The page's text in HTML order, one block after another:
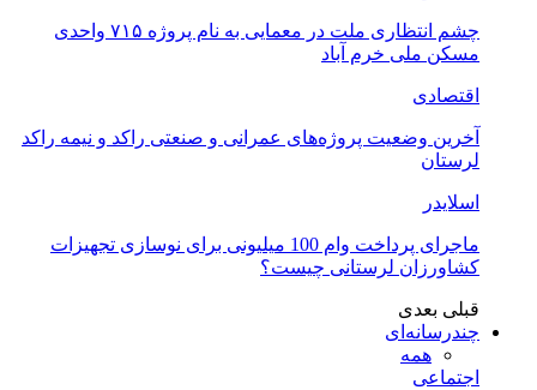
چشم انتظاری ملت در معمایی به نام پروژه ۷۱۵ واحدی
مسکن ملی خرم آباد
اقتصادی
آخرین وضعیت پروژه‌های عمرانی و صنعتی راکد و نیمه راکد
لرستان
اسلایدر
ماجرای پرداخت وام 100 میلیونی برای نوسازی تجهیزات
کشاورزان لرستانی چیست؟
قبلی بعدی
چندرسانه‌ای
همه
اجتماعی